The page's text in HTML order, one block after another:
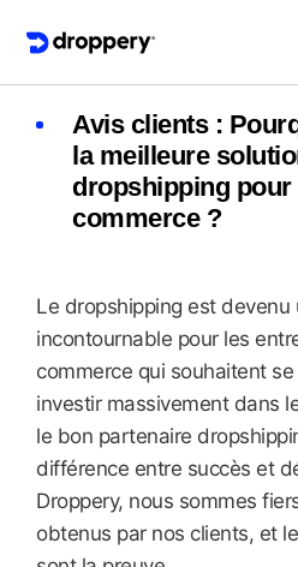
Avis clients :
la meilleure
dropshipping pour
commerce ?
Le dropshipping est devenu
incontournable pour les
commerce qui souhaitent
investir massivement dans
le bon partenaire
différence entre succès et
Droppery, nous sommes
obtenus par nos clients, et